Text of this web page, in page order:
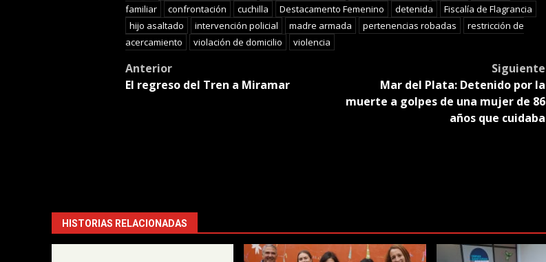
familiar
confrontación cuchilla Destacamento Femenino detenida
Fiscalía de Flagrancia
hijo asaltado
intervención policial madre armada pertenencias robadas
restricción de
acercamiento
violación de domicilio violencia
Post
navigation
Anterior
El regreso del Tren a Miramar
Siguiente
Mar del Plata: Detenido por la
muerte a golpes de una mujer de 86
años que cuidaba
HISTORIAS RELACIONADAS